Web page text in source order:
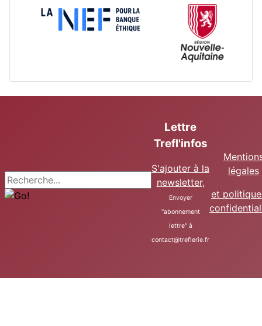
Recherche
Lettre
Trefl'infos
S'ajouter à la
newsletter,
Envoyer
"abonnement
lettre" à
contact@treflerie.fr
légales
et